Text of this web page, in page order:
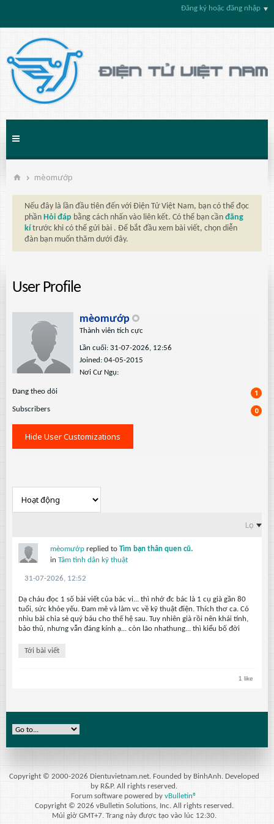
Đăng ký hoặc đăng nhập
mèomướp
Nếu đây là lần đầu tiên đến với Điện Tử Việt Nam, bạn có thể đọc
phần Hỏi đáp bằng cách nhấn vào liên kết. Có thể bạn cần đăng
kí trước khi có thể gửi bài . Để bắt đầu xem bài viết, chọn diễn
đàn bạn muốn thăm dưới đây.
User Profile
mèomướp
Thành viên tích cực
Lần cuối: 31-07-2026, 12:56
Joined: 04-05-2015
Nơi Cư Ngụ:
Ðang theo dõi 1
Subscribers 0
Hide User Customizations
Lọc
mèomướp replied to Tìm bạn thân quen cũ.
in Tâm tình dân kỹ thuật
31-07-2026, 12:52
Dạ cháu đọc 1 số bài viết của bác vi... thì nhớ đc bác là 1 cụ già gần 80
tuổi, sức khỏe yếu. Đam mê và làm vc về kỹ thuật điện. Thích thơ ca. Có
nhìu bài chia sẻ quý báu cho thế hệ sau. Tuy nhiên già rồi nên khái tính,
bảo thủ, nhưng vẫn đáng kính ạ... còn lão nhathung... thì kiểu bố đời
Tới bài viết
1 like
Copyright © 2000-2026 Dientuvietnam.net. Founded by BinhAnh. Developed
by R&P. All rights reserved.
Forum software powered by vBulletin®
Copyright © 2026 vBulletin Solutions, Inc. All rights reserved.
Múi giờ GMT+7. Trang này được tạo vào lúc 12:30.